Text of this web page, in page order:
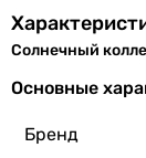
Солнечный
Основные
Бренд